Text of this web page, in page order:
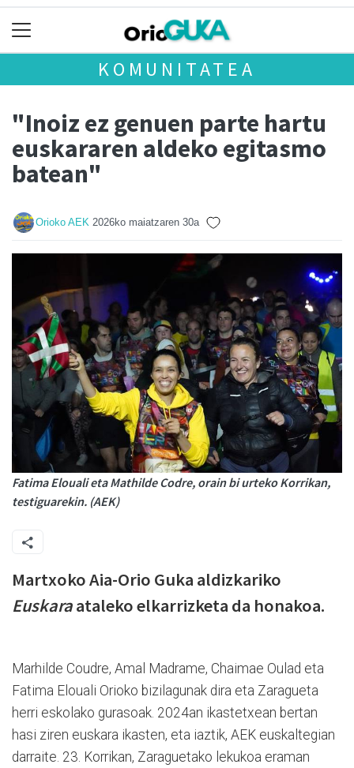
KOMUNITATEA
"Inoiz ez genuen parte hartu
euskararen aldeko egitasmo
batean"
Orioko AEK 2026ko maiatzaren 30a
Fatima Elouali eta Mathilde Codre, orain bi urteko Korrikan,
testiguarekin. (AEK)
Martxoko Aia-Orio Guka aldizkariko
Euskaraataleko elkarrizketa da honakoa.
Marhilde Coudre, Amal Madrame, Chaimae Oulad eta
Fatima Elouali Orioko bizilagunak dira eta Zaragueta
herri eskolako gurasoak. 2024an ikastetxean bertan
hasi ziren euskara ikasten, eta iaztik, AEK euskaltegian
darraite. 23. Korrikan, Zaraguetako lekukoa eraman